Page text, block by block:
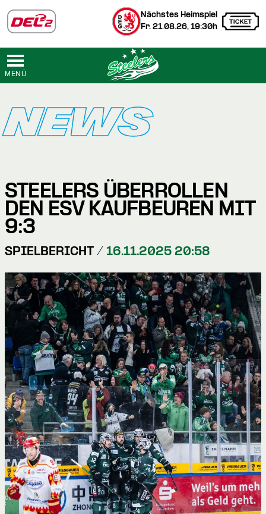
Nächstes Heimspiel
Fr. 21.08.26, 19:30h
MENÜ
NEWS
STEELERS ÜBERROLLEN
DEN ESV KAUFBEUREN MIT
9:3
SPIELBERICHT / 16.11.2025 20:58